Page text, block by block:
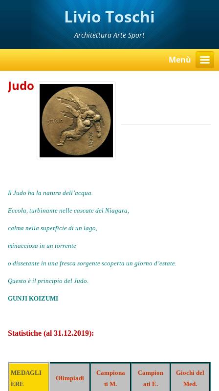
Livio Toschi
Architettura Arte Sport
Menù
Judo
Il Judo ha la natura dell’acqua.
Eccola, turbinante nelle cascate del Niagara,
calma nella superficie di un lago,
minacciosa in un torrente
o dissetante in una fresca sorgente scoperta un giorno d’estate.
Questo è il principio del Judo.
GUNJI KOIZUMI
Statistiche (al 31.12.2019):
MEDAGLI
ERE
Olimpiadi
Campiona
ti M.
Campion
ati E.
Giochi del
Med.